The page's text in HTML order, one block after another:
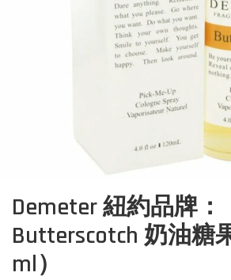
Demeter 紐約品牌：
Butterscotch 奶油糖
ml）